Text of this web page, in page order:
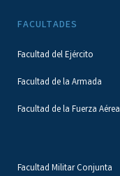
FACULTADES
Facultad del Ejército
Facultad de la Armada
Facultad de la Fuerza Aérea
Facultad Militar Conjunta